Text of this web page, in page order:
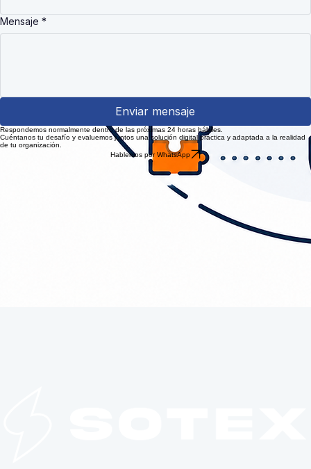
Mensaje *
Enviar mensaje
Respondemos normalmente dentro de las próximas 24 horas hábiles.
Cuéntanos tu desafío y evaluemos juntos una solución digital práctica y adaptada a la realidad
Hablemos por WhatsApp